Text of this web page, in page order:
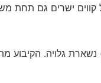
ישרים גם תחת
גלויה. הקיבוע